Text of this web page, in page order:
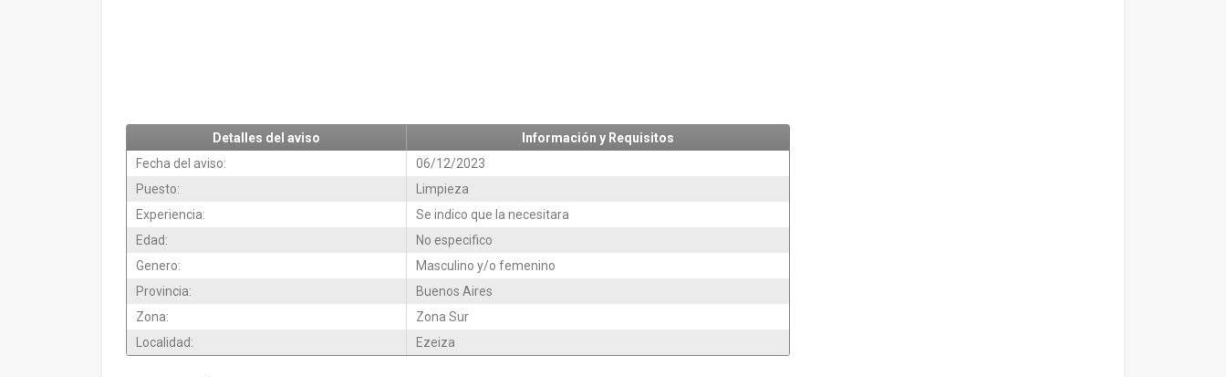
Detalles del aviso
Información y Requisitos
Fecha del aviso:
06/12/2023
Puesto:
Limpieza
Experiencia:
Se indico que la necesitara
Edad:
No especifico
Genero:
Masculino y/o femenino
Provincia:
Buenos Aires
Zona:
Zona Sur
Localidad:
Ezeiza